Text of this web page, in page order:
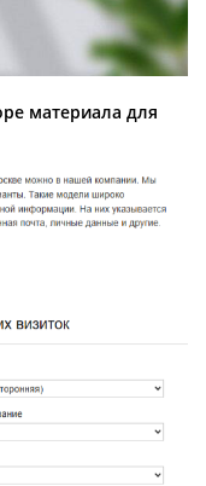
материала для